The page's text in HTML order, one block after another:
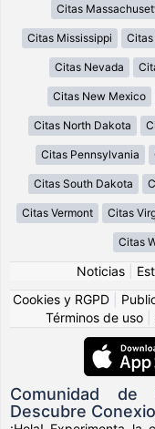
Citas
Citas Mississippi
Citas Nevada
Citas New Mexico
Citas North Dakota
Citas Pennsylvania
Citas South Dakota
Citas Vermont Citas
Citas
Noticias
Cookies y RGPD
Términos de uso
Comunidad de
Descubre